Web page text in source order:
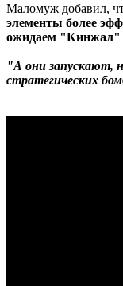
Маломуж добавил,
элементы более
ожидаем "Кинжал"
"А они запускают,
стратегических